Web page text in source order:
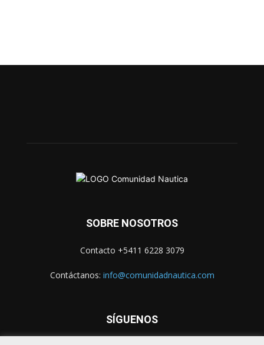
SOBRE NOSOTROS
Contacto +5411 6228 3079
Contáctanos: info@comunidadnautica.com
SÍGUENOS